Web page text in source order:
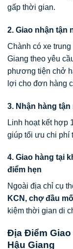
gấp thời gian.
2. Giao nhận tận
Chành có xe
Giang theo yêu
phương tiện chở
lợi cho đơn hàng
3. Nhận hàng
Linh hoạt kết hợp
giúp tối ưu chi phí
4. Giao hàng tại
điểm hẹn
Ngoài địa chỉ cụ
KCN, chợ đầu
kiệm thời gian di
Địa Điểm Giao
Hậu Giang